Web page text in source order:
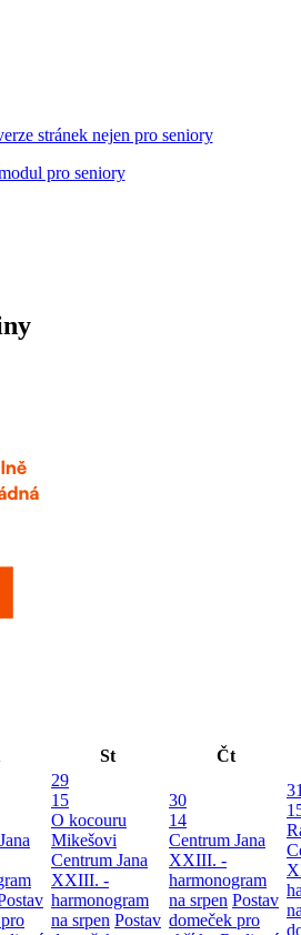
stránek nejen pro seniory
St Čt
29
15
O kocouru
Mikešovi
Centrum Jana
XXIII. -
harmonogram
na srpen Postav
30
14
Centrum Jana
XXIII. -
harmonogram
na srpen Postav
domeček pro